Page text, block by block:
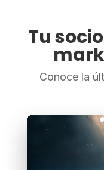
Tu
Conoce la